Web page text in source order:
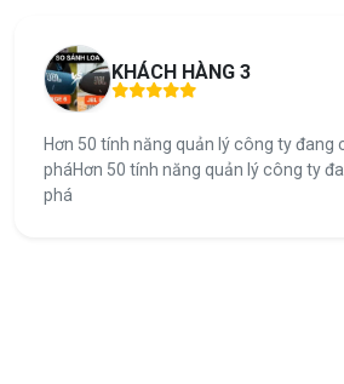
KHÁCH HÀNG 3
Hơn 50 tính năng quản lý công ty đang
pháHơn 50 tính năng quản lý công ty
phá